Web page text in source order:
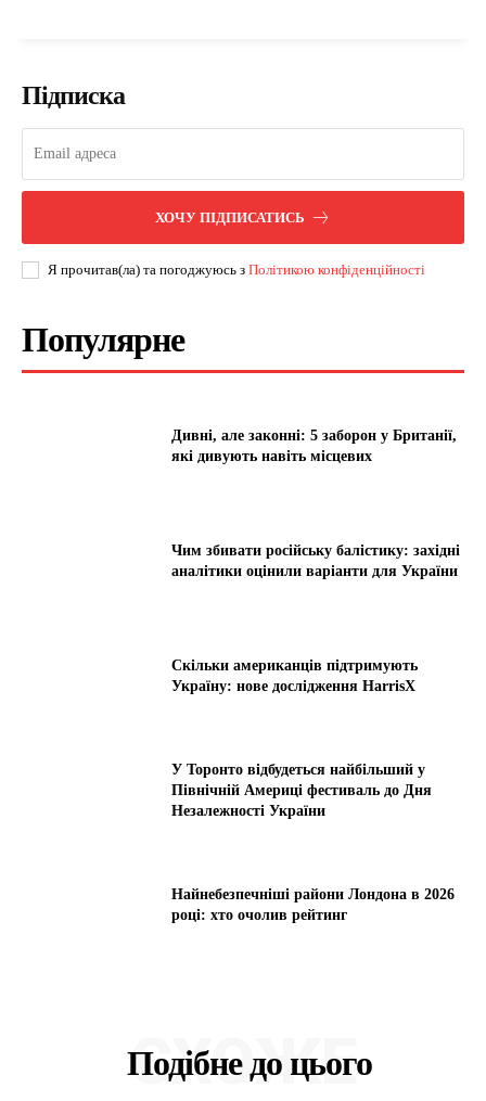
Підписка
ХОЧУ ПІДПИСАТИСЬ
Я прочитав(ла) та погоджуюсь з Політикою конфіденційності
Популярне
Дивні, але законні: 5 заборон у Британії,
які дивують навіть місцевих
Чим збивати російську балістику: західні
аналітики оцінили варіанти для України
Скільки американців підтримують
Україну: нове дослідження HarrisX
У Торонто відбудеться найбільший у
Північній Америці фестиваль до Дня
Незалежності України
Найнебезпечніші райони Лондона в 2026
році: хто очолив рейтинг
Подібне до цього
СХОЖЕ